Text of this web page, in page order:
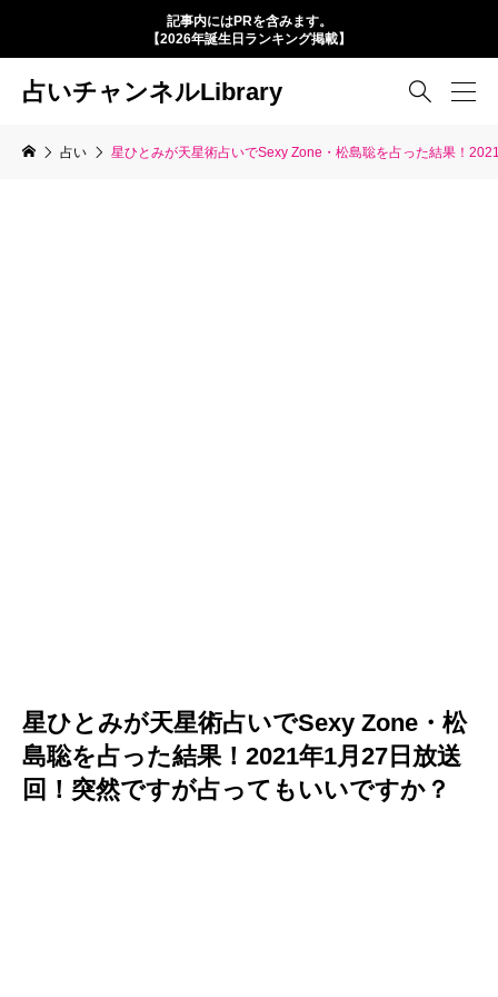
記事内にはPRを含みます。
【2026年誕生日ランキング掲載】
占いチャンネルLibrary 
占い 星ひとみが天星術占いでSexy Zone・松島聡を占った結果！
星ひとみが天星術占いでSexy Zone・松
島聡を占った結果！2021年1月27日放送
回！突然ですが占ってもいいですか？